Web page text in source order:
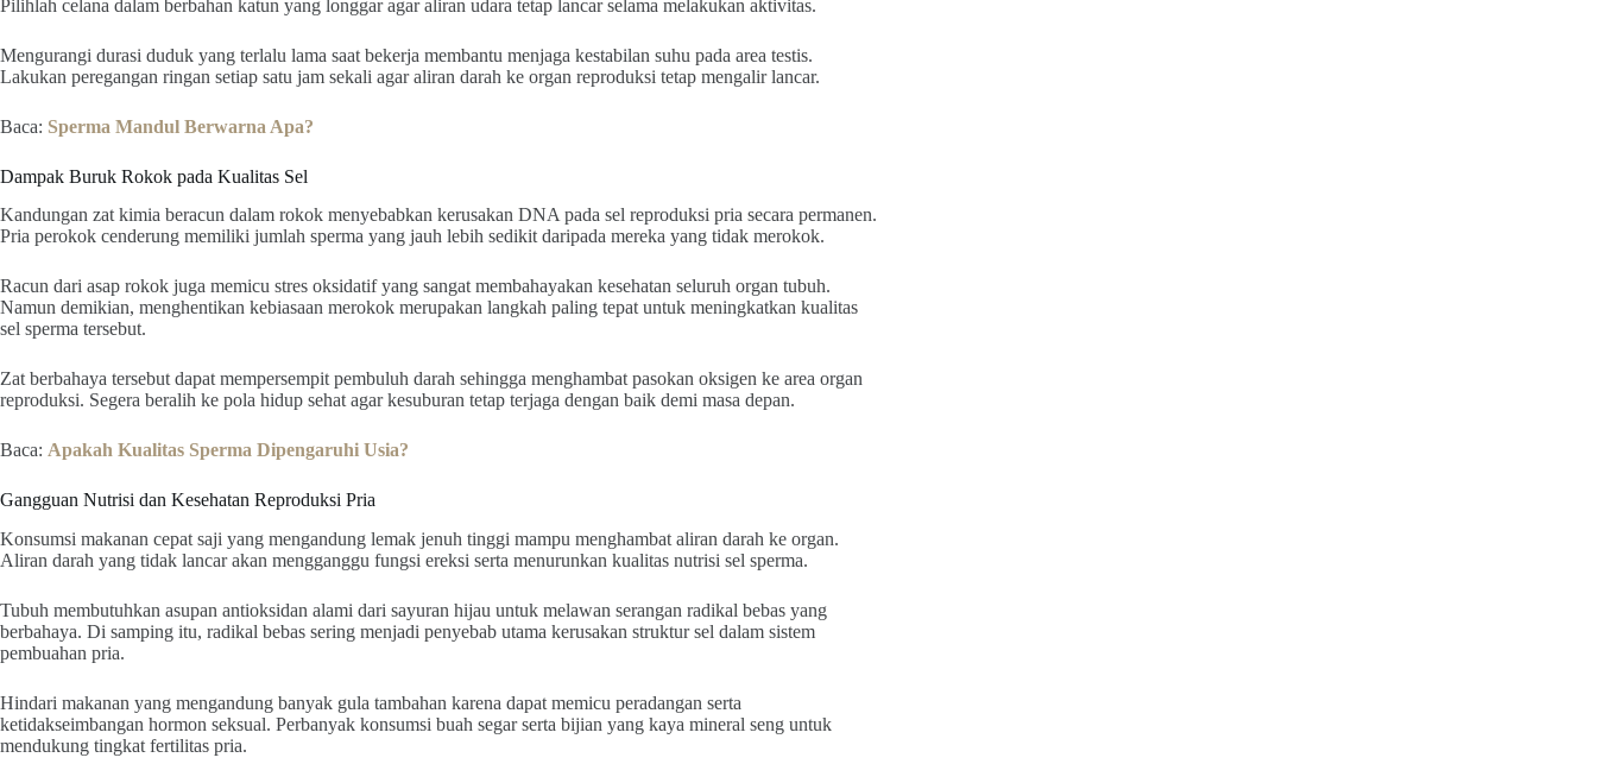
Pilihlah celana dalam berbahan katun yang longgar agar aliran udara tetap lancar selama melakukan aktivitas.
Mengurangi durasi duduk yang terlalu lama saat bekerja membantu menjaga kestabilan suhu pada area testis.
Lakukan peregangan ringan setiap satu jam sekali agar aliran darah ke organ reproduksi tetap mengalir lancar.
Baca: Sperma Mandul Berwarna Apa?
Dampak Buruk Rokok pada Kualitas Sel
Kandungan zat kimia beracun dalam rokok menyebabkan kerusakan DNA pada sel reproduksi pria secara permanen.
Pria perokok cenderung memiliki jumlah sperma yang jauh lebih sedikit daripada mereka yang tidak merokok.
Racun dari asap rokok juga memicu stres oksidatif yang sangat membahayakan kesehatan seluruh organ tubuh.
Namun demikian, menghentikan kebiasaan merokok merupakan langkah paling tepat untuk meningkatkan kualitas
sel sperma tersebut.
Zat berbahaya tersebut dapat mempersempit pembuluh darah sehingga menghambat pasokan oksigen ke area organ
reproduksi. Segera beralih ke pola hidup sehat agar kesuburan tetap terjaga dengan baik demi masa depan.
Baca: Apakah Kualitas Sperma Dipengaruhi Usia?
Gangguan Nutrisi dan Kesehatan Reproduksi Pria
Konsumsi makanan cepat saji yang mengandung lemak jenuh tinggi mampu menghambat aliran darah ke organ.
Aliran darah yang tidak lancar akan mengganggu fungsi ereksi serta menurunkan kualitas nutrisi sel sperma.
Tubuh membutuhkan asupan antioksidan alami dari sayuran hijau untuk melawan serangan radikal bebas yang
berbahaya. Di samping itu, radikal bebas sering menjadi penyebab utama kerusakan struktur sel dalam sistem
pembuahan pria.
Hindari makanan yang mengandung banyak gula tambahan karena dapat memicu peradangan serta
ketidakseimbangan hormon seksual. Perbanyak konsumsi buah segar serta bijian yang kaya mineral seng untuk
mendukung tingkat fertilitas pria.